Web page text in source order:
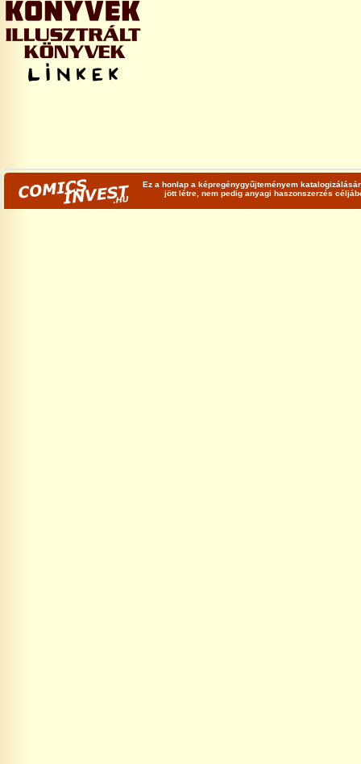
Ez a honlap a képregénygyűjteményem
jött létre, nem pedig anyagi haszonszerzés